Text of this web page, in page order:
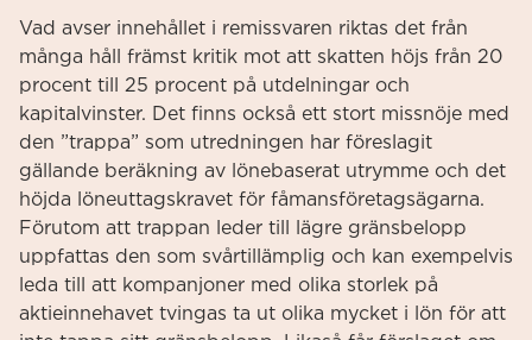
Vad avser innehållet i remissvaren riktas det från
många håll främst kritik mot att skatten höjs från 20
procent till 25 procent på utdelningar och
kapitalvinster. Det finns också ett stort missnöje med
den ”trappa” som utredningen har föreslagit
gällande beräkning av lönebaserat utrymme och det
höjda löneuttagskravet för fåmansföretagsägarna.
Förutom att trappan leder till lägre gränsbelopp
uppfattas den som svårtillämplig och kan exempelvis
leda till att kompanjoner med olika storlek på
aktieinnehavet tvingas ta ut olika mycket i lön för att